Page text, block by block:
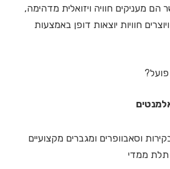
מעניקים חוויה ויזואלית מדהימה,
חוויות יוצאות דופן באמצעות
וסאבוופרים ומגברים מקצועיים
תלת ממדי